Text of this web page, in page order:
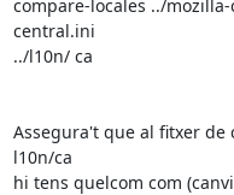
compare-locales ../
central.ini
../l10n/ ca
Assegura't que al fitxer
l10n/ca
hi tens quelcom com